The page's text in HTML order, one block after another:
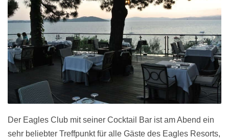
Der Eagles Club mit seiner Cocktail Bar ist am Abend ein
sehr beliebter Treffpunkt für alle Gäste des Eagles Resorts,